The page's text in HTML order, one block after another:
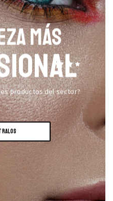
MÁS
productos del sector?